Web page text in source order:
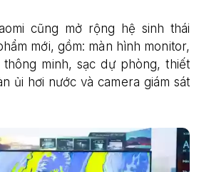
cũng mở rộng hệ sinh thái
mới, gồm: màn hình monitor,
minh, sạc dự phòng, thiết
ủi hơi nước và camera giám sát